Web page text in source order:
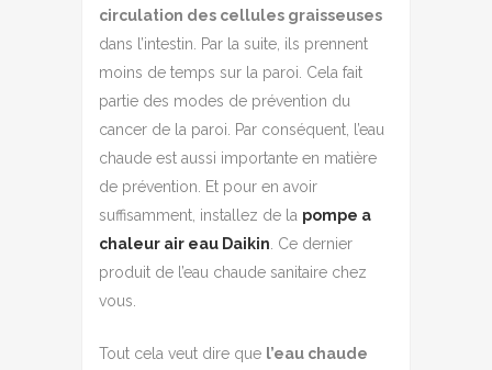
circulation des cellules graisseuses
dans l’intestin. Par la suite, ils prennent
moins de temps sur la paroi. Cela fait
partie des modes de prévention du
cancer de la paroi. Par conséquent, l’eau
chaude est aussi importante en matière
de prévention. Et pour en avoir
suffisamment, installez de la pompe a
chaleur air eau Daikin . Ce dernier
produit de l’eau chaude sanitaire chez
vous.
Tout cela veut dire que l’eau chaude